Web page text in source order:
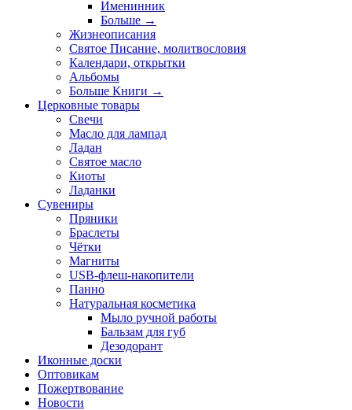
Именинник
Больше →
Жизнеописания
Святое Писание, молитвословия
Календари, открытки
Альбомы
Больше Книги →
Церковные товары
Свечи
Масло для лампад
Ладан
Святое масло
Киоты
Ладанки
Сувениры
Пряники
Браслеты
Чётки
Магниты
USB-флеш-накопители
Панно
Натуральная косметика
Мыло ручной работы
Бальзам для губ
Дезодорант
Иконные доски
Оптовикам
Пожертвование
Новости